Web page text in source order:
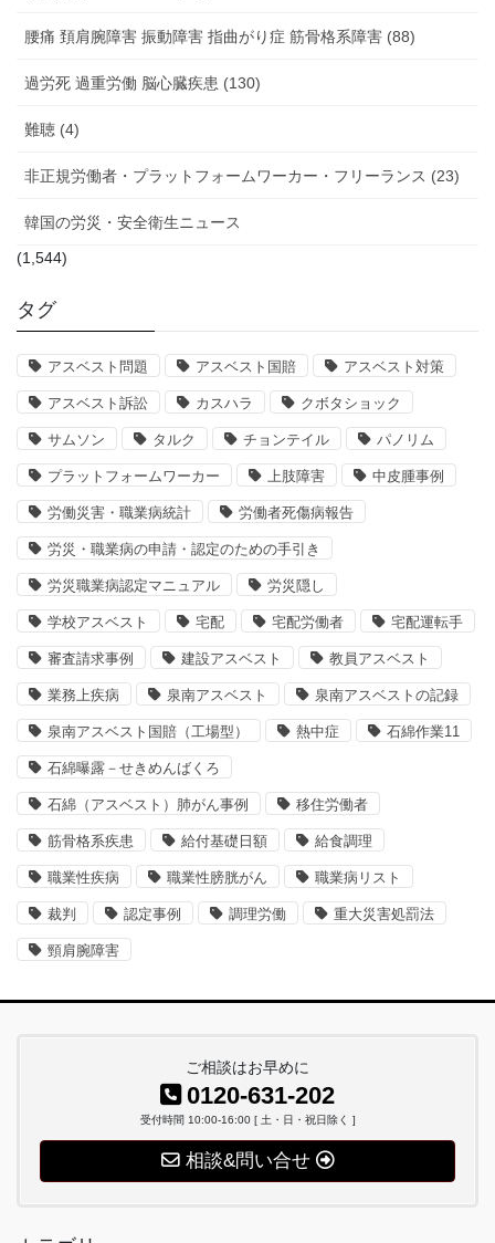
腰痛 頚肩腕障害 振動障害 指曲がり症 筋骨格系障害 (88)
過労死 過重労働 脳心臓疾患 (130)
難聴 (4)
非正規労働者・プラットフォームワーカー・フリーランス (23)
韓国の労災・安全衛生ニュース
(1,544)
タグ
アスベスト問題 アスベスト国賠 アスベスト対策
アスベスト訴訟 カスハラ クボタショック
サムソン タルク チョンテイル パノリム
プラットフォームワーカー 上肢障害 中皮腫事例
労働災害・職業病統計 労働者死傷病報告
労災・職業病の申請・認定のための手引き
労災職業病認定マニュアル 労災隠し
学校アスベスト 宅配 宅配労働者 宅配運転手
審査請求事例 建設アスベスト 教員アスベスト
業務上疾病 泉南アスベスト 泉南アスベストの記録
泉南アスベスト国賠（工場型） 熱中症 石綿作業11
石綿曝露－せきめんばくろ
石綿（アスベスト）肺がん事例 移住労働者
筋骨格系疾患 給付基礎日額 給食調理
職業性疾病 職業性膀胱がん 職業病リスト
裁判 認定事例 調理労働 重大災害処罰法
頸肩腕障害
ご相談はお早めに
0120-631-202
受付時間 10:00-16:00 [ 土・日・祝日除く ]
相談&問い合せ